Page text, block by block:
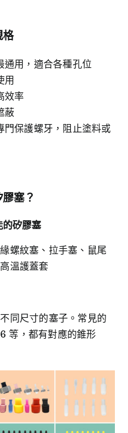
格
通用，適合各種孔位
用
效率
蔽
門保護螺牙，阻止塗料或
塞？
的矽膠塞
螺紋塞、拉手塞、鼠尾
溫護蓋套
同尺寸的塞子。常見的
等，都有對應的錐形